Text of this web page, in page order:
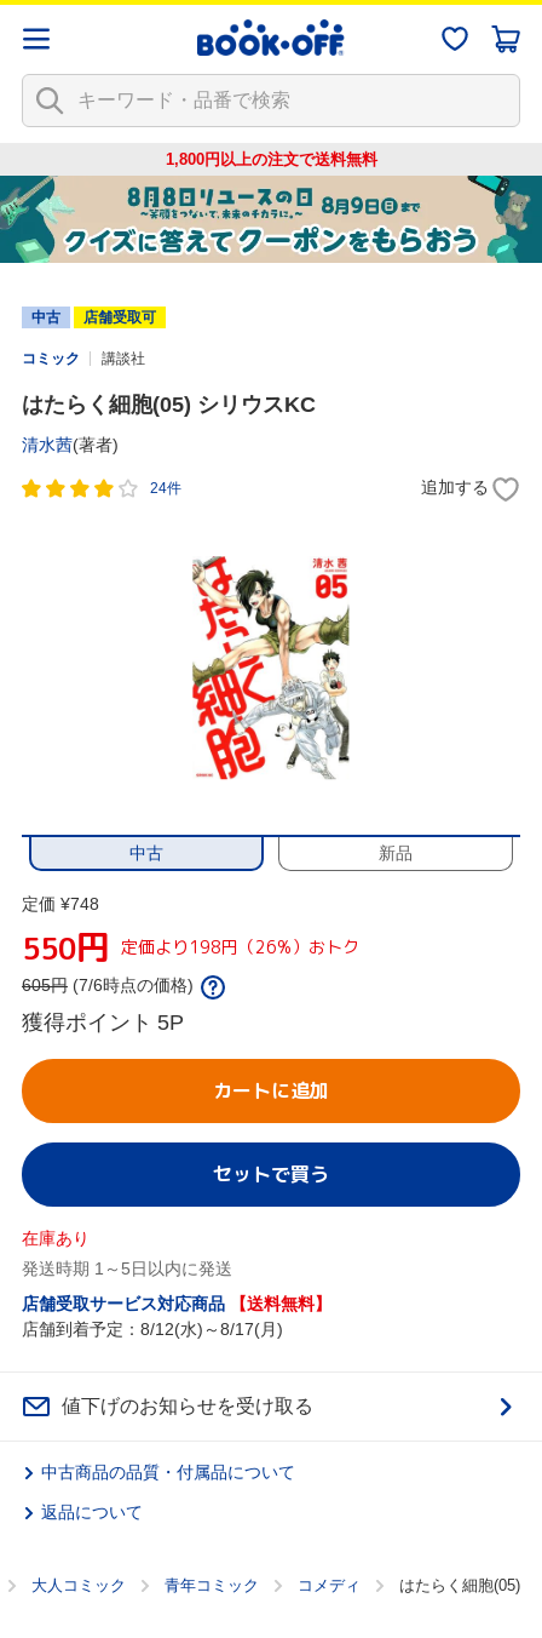
1,800円以上の注文で送料無料
中古 店舗受取可
コミック 講談社
はたらく細胞(05) シリウスKC
清水茜(著者)
24件 追加する
中古 新品
定価 ¥748
550円 定価より198円（26%）おトク
605円 (7/6時点の価格)
獲得ポイント 5P
カートに追加
セットで買う
在庫あり
発送時期 1～5日以内に発送
店舗受取サービス対応商品
【送料無料】
店舗到着予定：8/12(水)～8/17(月)
値下げのお知らせを受け取る
中古商品の品質・付属品について
返品について
大人コミック 青年コミック コメディ はたらく細胞(05)